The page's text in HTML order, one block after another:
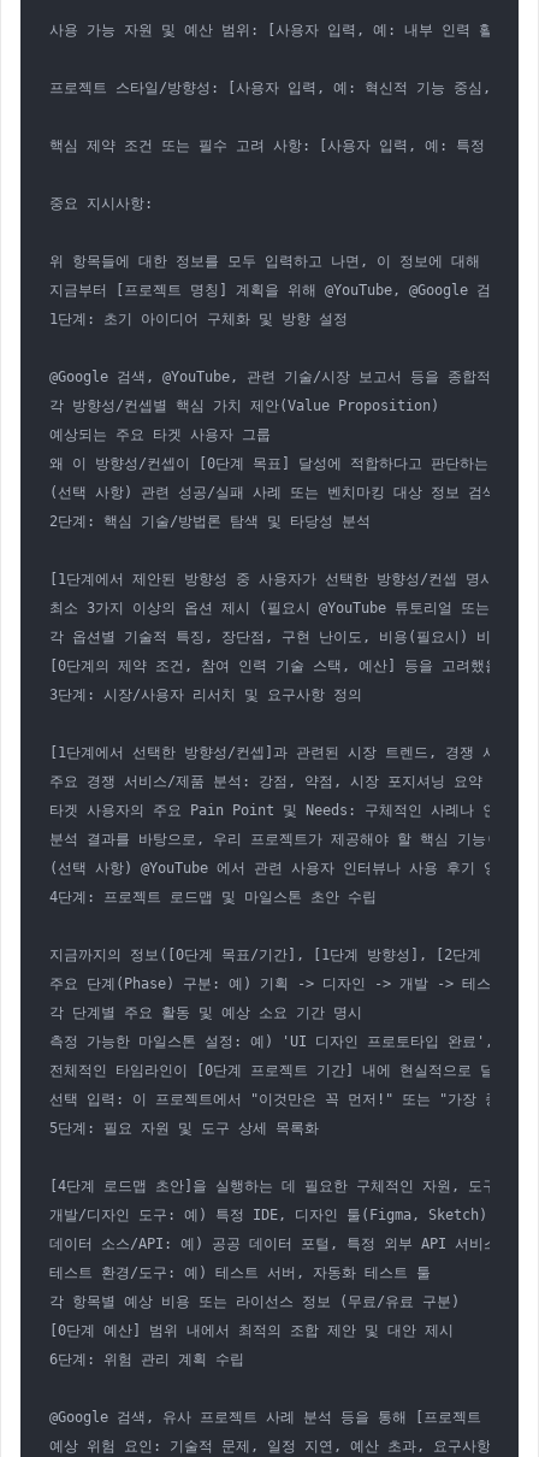
사용 가능 자원 및 예산 범위: [사용자 입력, 예: 내부 인력 활용,
프로젝트 스타일/방향성: [사용자 입력, 예: 혁신적 기능 중심, 사
핵심 제약 조건 또는 필수 고려 사항: [사용자 입력, 예: 특정 기술
중요 지시사항:
위 항목들에 대한 정보를 모두 입력하고 나면, 이 정보에 대해 당신
지금부터 [프로젝트 명칭] 계획을 위해 @YouTube, @Google 검색
1단계: 초기 아이디어 구체화 및 방향 설정
@Google 검색, @YouTube, 관련 기술/시장 보고서 등을 종합적으
각 방향성/컨셉별 핵심 가치 제안(Value Proposition)
예상되는 주요 타겟 사용자 그룹
왜 이 방향성/컨셉이 [0단계 목표] 달성에 적합하다고 판단하는지
(선택 사항) 관련 성공/실패 사례 또는 벤치마킹 대상 정보 검색 및
2단계: 핵심 기술/방법론 탐색 및 타당성 분석
[1단계에서 제안된 방향성 중 사용자가 선택한 방향성/컨셉 명시]
최소 3가지 이상의 옵션 제시 (필요시 @YouTube 튜토리얼 또는 소개
각 옵션별 기술적 특징, 장단점, 구현 난이도, 비용(필요시) 비교 분
[0단계의 제약 조건, 참여 인력 기술 스택, 예산] 등을 고려했을 때
3단계: 시장/사용자 리서치 및 요구사항 정의
[1단계에서 선택한 방향성/컨셉]과 관련된 시장 트렌드, 경쟁 서비
주요 경쟁 서비스/제품 분석: 강점, 약점, 시장 포지셔닝 요약
타겟 사용자의 주요 Pain Point 및 Needs: 구체적인 사례나 인용 포
분석 결과를 바탕으로, 우리 프로젝트가 제공해야 할 핵심 기능
(선택 사항) @YouTube 에서 관련 사용자 인터뷰나 사용 후기 영상
4단계: 프로젝트 로드맵 및 마일스톤 초안 수립
지금까지의 정보([0단계 목표/기간], [1단계 방향성], [2단계 기술/
주요 단계(Phase) 구분: 예) 기획 -> 디자인 -> 개발 -> 테스트 ->
각 단계별 주요 활동 및 예상 소요 기간 명시
측정 가능한 마일스톤 설정: 예) 'UI 디자인 프로토타입 완료', '핵
전체적인 타임라인이 [0단계 프로젝트 기간] 내에 현실적으로 달성 가
선택 입력: 이 프로젝트에서 "이것만은 꼭 먼저!" 또는 "가장 중요하
5단계: 필요 자원 및 도구 상세 목록화
[4단계 로드맵 초안]을 실행하는 데 필요한 구체적인 자원, 도구, 소
개발/디자인 도구: 예) 특정 IDE, 디자인 툴(Figma, Sketch), 협
데이터 소스/API: 예) 공공 데이터 포털, 특정 외부 API 서비스
테스트 환경/도구: 예) 테스트 서버, 자동화 테스트 툴
각 항목별 예상 비용 또는 라이선스 정보 (무료/유료 구분)
[0단계 예산] 범위 내에서 최적의 조합 제안 및 대안 제시
6단계: 위험 관리 계획 수립
@Google 검색, 유사 프로젝트 사례 분석 등을 통해 [프로젝트 명
예상 위험 요인: 기술적 문제, 일정 지연, 예산 초과, 요구사항 변